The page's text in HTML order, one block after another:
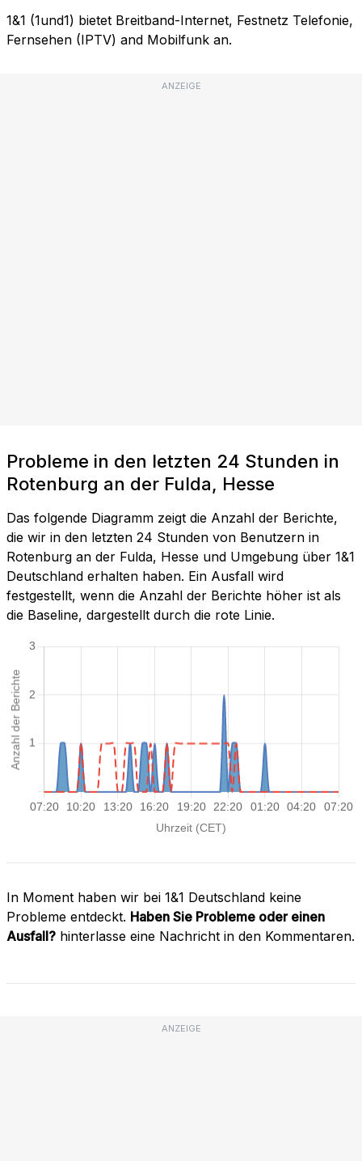
1&1 (1und1) bietet Breitband-Internet, Festnetz Telefonie,
Fernsehen (IPTV) and Mobilfunk an.
ANZEIGE
Probleme in den letzten 24 Stunden in
Rotenburg an der Fulda, Hesse
Das folgende Diagramm zeigt die Anzahl der Berichte,
die wir in den letzten 24 Stunden von Benutzern in
Rotenburg an der Fulda, Hesse und Umgebung über 1&1
Deutschland erhalten haben. Ein Ausfall wird
festgestellt, wenn die Anzahl der Berichte höher ist als
die Baseline, dargestellt durch die rote Linie.
In Moment haben wir bei 1&1 Deutschland keine
Probleme entdeckt. Haben Sie Probleme oder einen
Ausfall? hinterlasse eine Nachricht in den Kommentaren.
ANZEIGE